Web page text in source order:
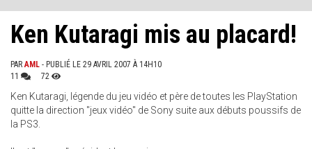
Ken Kutaragi mis au placard!
PARAML - PUBLIÉ LE 29 AVRIL 2007 À 14H10
11
72
Ken Kutaragi, légende du jeu vidéo et père de toutes les PlayStation
quitte la direction "jeux vidéo" de Sony suite aux débuts poussifs de
la PS3.